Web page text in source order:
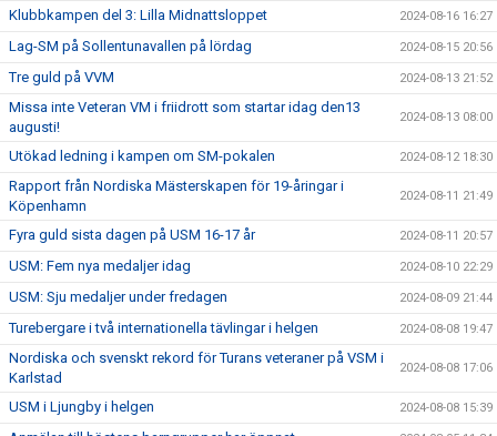
Klubbkampen del 3: Lilla Midnattsloppet 2024-08-16 16:27
Lag-SM på Sollentunavallen på lördag 2024-08-15 20:56
Tre guld på VVM 2024-08-13 21:52
Missa inte Veteran VM i friidrott som startar idag den13
augusti!
2024-08-13 08:00
Utökad ledning i kampen om SM-pokalen 2024-08-12 18:30
Rapport från Nordiska Mästerskapen för 19-åringar i
Köpenhamn
2024-08-11 21:49
Fyra guld sista dagen på USM 16-17 år 2024-08-11 20:57
USM: Fem nya medaljer idag 2024-08-10 22:29
USM: Sju medaljer under fredagen 2024-08-09 21:44
Turebergare i två internationella tävlingar i helgen 2024-08-08 19:47
Nordiska och svenskt rekord för Turans veteraner på VSM i
Karlstad
2024-08-08 17:06
USM i Ljungby i helgen 2024-08-08 15:39